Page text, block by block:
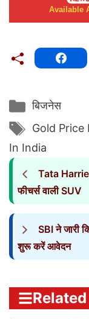
Available
Categories
बिजनेस
Tags
Gold Price
In India
Tata
फीचर्स वाली SUV
SBI ने जारी
शुरू करें आवेदन